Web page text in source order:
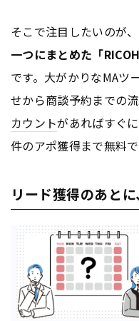
そこで注目したいのが、
一つにまとめた「
です。大がかりなMAツ
せから商談予約までの
カウントがあればすぐ
件のアポ獲得まで無料で
リード獲得のあと